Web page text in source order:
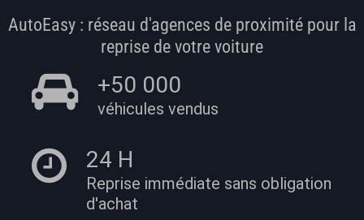
AutoEasy : réseau d'agences de proximité pour la
reprise de votre voiture
+50 000
véhicules vendus
24 H
Reprise immédiate sans obligation
d'achat